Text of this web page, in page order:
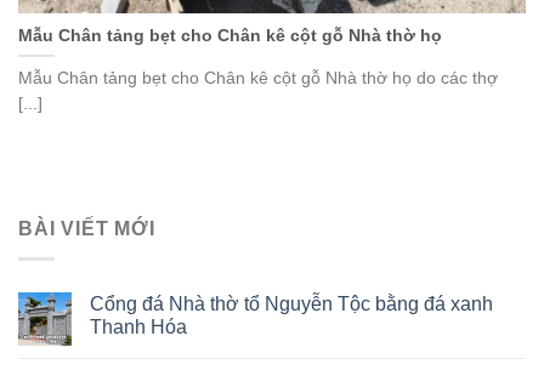
Mẫu Chân tảng bẹt cho Chân kê cột gỗ Nhà thờ họ
Mẫu Chân tảng bẹt cho Chân kê cột gỗ Nhà thờ họ do các thợ
[...]
BÀI VIẾT MỚI
Cổng đá Nhà thờ tổ Nguyễn Tộc bằng đá xanh
Thanh Hóa